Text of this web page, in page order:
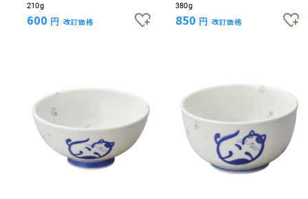
210g
600 円 改訂価格
380g
850 円 改訂価格